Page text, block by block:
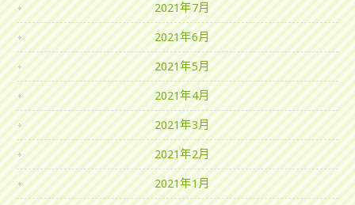
2021年7月
2021年6月
2021年5月
2021年4月
2021年3月
2021年2月
2021年1月